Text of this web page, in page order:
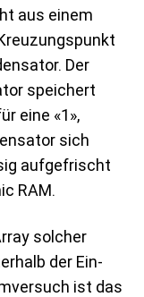
aus einem
Der
speichert
eine «1»,
sich
aufgefrischt
RAM.
solcher
der Ein-
ist das